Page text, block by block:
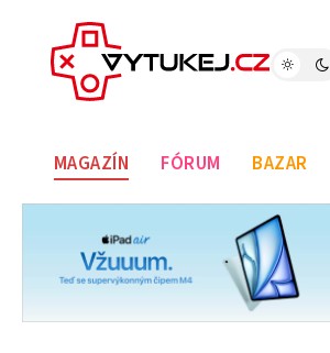
MAGAZÍN FÓRUM BAZAR